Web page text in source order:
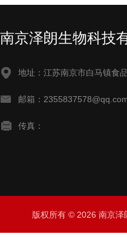
南京泽朗生物科技
地址：江苏南京市白马镇食
邮箱：
传真：
版权所有 © 2026 南京